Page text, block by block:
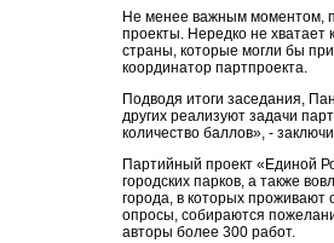
Не менее важным моментом,
проекты. Нередко не
страны, которые могли бы
координатор партпроекта.
Подводя итоги заседания,
других реализуют задачи
количество баллов», -
Партийный проект «Единой
городских парков, а также
города, в которых
опросы, собираются
авторы более 300 работ.